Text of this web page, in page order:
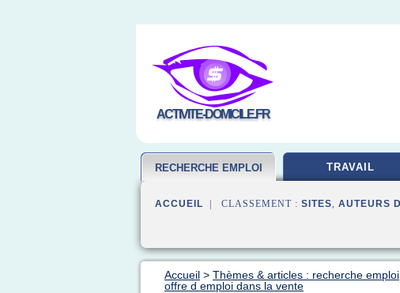
ACTIVITE-DOMICILE.FR
RECHERCHE EMPLOI TRAVAIL
ACCUEIL | CLASSEMENT : SITES, AUTEURS
Accueil > Thèmes & articles : recherche emploi
offre d emploi dans la vente